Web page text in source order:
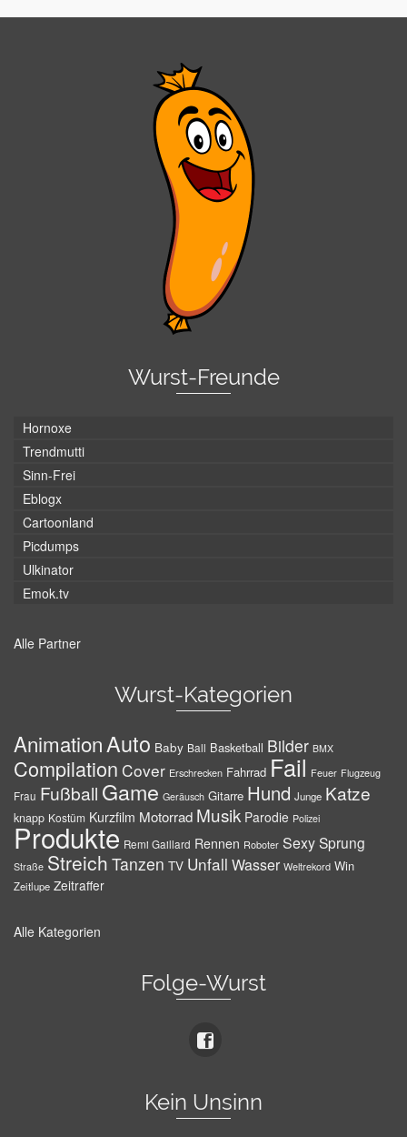
Wurst-Freunde
Hornoxe
Trendmutti
Sinn-Frei
Eblogx
Cartoonland
Picdumps
Ulkinator
Emok.tv
Alle Partner
Wurst-Kategorien
AnimationAuto Baby Ball Basketball Bilder BMX
Compilation Cover Erschrecken Fahrrad Fail Feuer Flugzeug
Frau Fußball Game Geräusch Gitarre Hund Junge Katze
knapp Kostüm Kurzfilm Motorrad Musik Parodie Polizei
Produkte Remi Gaillard Rennen Roboter SexySprung
Straße Streich Tanzen TV Unfall Wasser Weltrekord Win
Zeitlupe Zeitraffer
Alle Kategorien
Folge-Wurst
Kein Unsinn